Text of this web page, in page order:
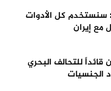
كل الأدوات
مع إيران
للتحالف البحري
الجنسيات